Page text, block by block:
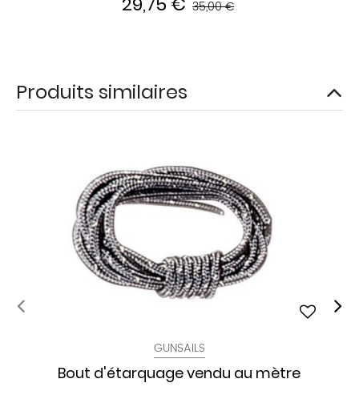
35,00 €
Produits similaires
GUNSAILS
Bout d'étarquage vendu au mètre